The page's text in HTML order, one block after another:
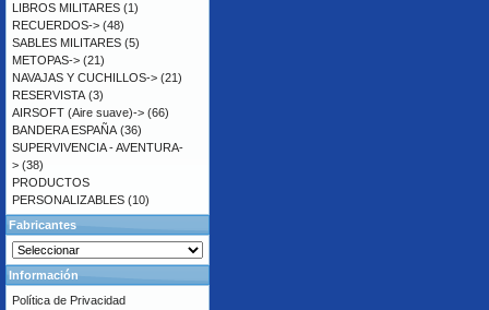
LIBROS MILITARES (1)
RECUERDOS-> (48)
SABLES MILITARES (5)
METOPAS-> (21)
NAVAJAS Y CUCHILLOS-> (21)
RESERVISTA (3)
AIRSOFT (Aire suave)-> (66)
BANDERA ESPAÑA (36)
SUPERVIVENCIA - AVENTURA-
> (38)
PRODUCTOS
PERSONALIZABLES (10)
Fabricantes
Información
Política de Privacidad